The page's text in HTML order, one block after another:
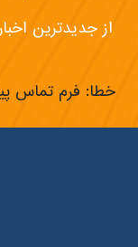
از جدیدترین
خطا: فرم تماس